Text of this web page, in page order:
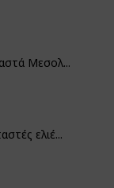
Μεσολ...
ελιέ...